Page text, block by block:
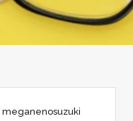
meganenosuzuki